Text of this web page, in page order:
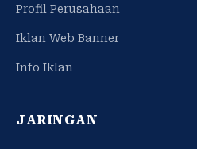
Profil Perusahaan
Iklan Web Banner
Info Iklan
JARINGAN